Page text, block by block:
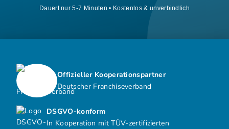
Dauert nur 5-7 Minuten • Kostenlos & unverbindlich
DSGVO-konform
In Kooperation mit TÜV-zertifizierten
Offizieller Kooperationspartner
Deutscher Franchiseverband